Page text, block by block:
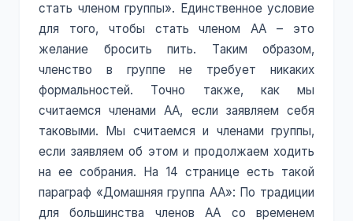
стать членом группы». Единственное условие
для того, чтобы стать членом АА – это
желание бросить пить. Таким образом,
членство в группе не требует никаких
формальностей. Точно также, как мы
считаемся членами АА, если заявляем себя
таковыми. Мы считаемся и членами группы,
если заявляем об этом и продолжаем ходить
на ее собрания. На 14 странице есть такой
параграф «Домашняя группа АА»: По традиции
для большинства членов АА со временем